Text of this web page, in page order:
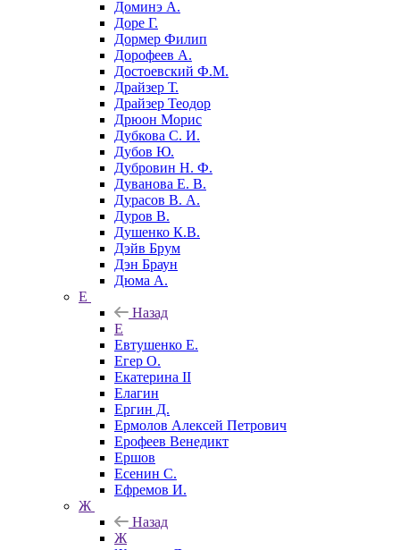
Доминэ А.
Доре Г.
Дормер Филип
Дорофеев А.
Достоевский Ф.М.
Драйзер Т.
Драйзер Теодор
Дрюон Морис
Дубкова С. И.
Дубов Ю.
Дубровин Н. Ф.
Дуванова Е. В.
Дурасов В. А.
Дуров В.
Душенко К.В.
Дэйв Брум
Дэн Браун
Дюма А.
Е
Назад
Е
Евтушенко Е.
Егер О.
Екатерина II
Елагин
Ергин Д.
Ермолов Алексей Петрович
Ерофеев Венедикт
Ершов
Есенин С.
Ефремов И.
Ж
Назад
Ж